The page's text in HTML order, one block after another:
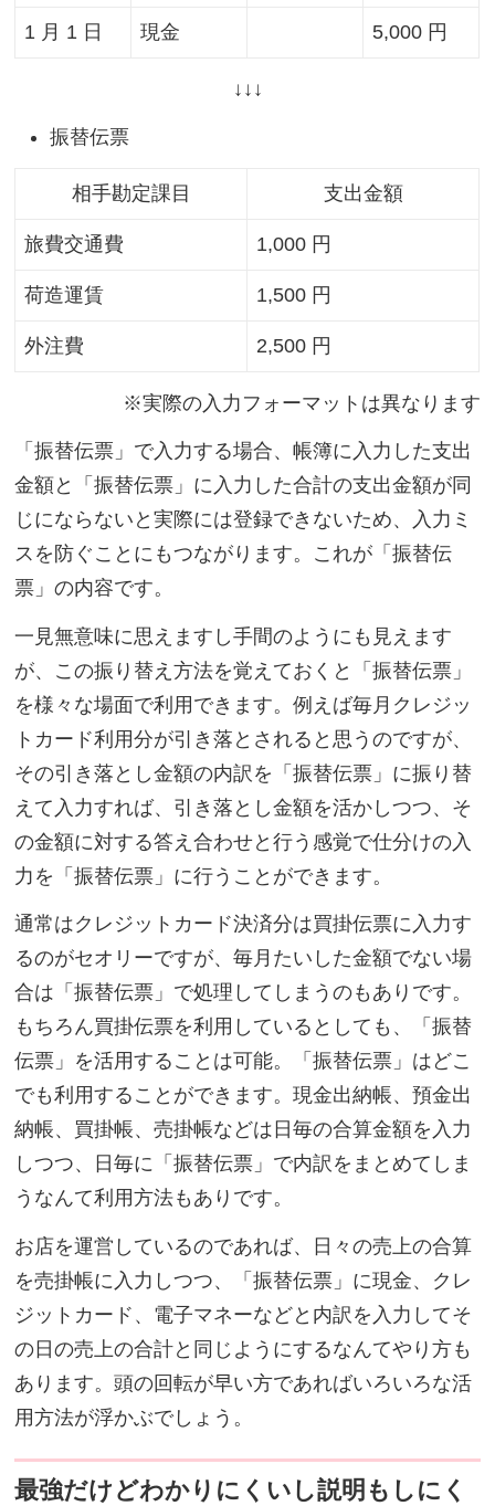
1 月 1 日 現金 5,000 円
↓↓↓
振替伝票
相手勘定課目 支出金額
旅費交通費 1,000 円
荷造運賃 1,500 円
外注費 2,500 円
※実際の入力フォーマットは異なります
「振替伝票」で入力する場合、帳簿に入力した支出
金額と「振替伝票」に入力した合計の支出金額が同
じにならないと実際には登録できないため、入力ミ
スを防ぐことにもつながります。これが「振替伝
票」の内容です。
一見無意味に思えますし手間のようにも見えます
が、この振り替え方法を覚えておくと「振替伝票」
を様々な場面で利用できます。例えば毎月クレジッ
トカード利用分が引き落とされると思うのですが、
その引き落とし金額の内訳を「振替伝票」に振り替
えて入力すれば、引き落とし金額を活かしつつ、そ
の金額に対する答え合わせと行う感覚で仕分けの入
力を「振替伝票」に行うことができます。
通常はクレジットカード決済分は買掛伝票に入力す
るのがセオリーですが、毎月たいした金額でない場
合は「振替伝票」で処理してしまうのもありです。
もちろん買掛伝票を利用しているとしても、「振替
伝票」を活用することは可能。「振替伝票」はどこ
でも利用することができます。現金出納帳、預金出
納帳、買掛帳、売掛帳などは日毎の合算金額を入力
しつつ、日毎に「振替伝票」で内訳をまとめてしま
うなんて利用方法もありです。
お店を運営しているのであれば、日々の売上の合算
を売掛帳に入力しつつ、「振替伝票」に現金、クレ
ジットカード、電子マネーなどと内訳を入力してそ
の日の売上の合計と同じようにするなんてやり方も
あります。頭の回転が早い方であればいろいろな活
用方法が浮かぶでしょう。
最強だけどわかりにくいし説明もしにく